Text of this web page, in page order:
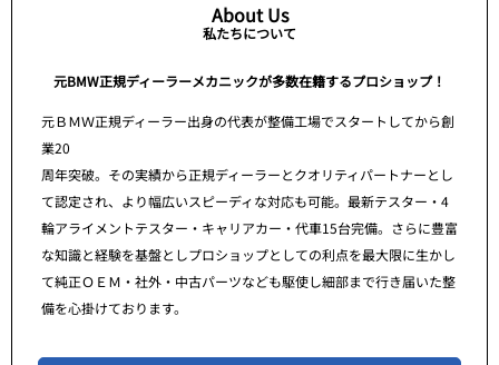
About Us
私たちについて
元BMW正規ディーラーメカニックが多数在籍するプロショップ！
元ＢＭＷ正規ディーラー出身の代表が整備工場でスタートしてから創
業20
周年突破。その実績から正規ディーラーとクオリティパートナーとし
て認定され、より幅広いスピーディな対応も可能。最新テスター・4
輪アライメントテスター・キャリアカー・代車15台完備。さらに豊富
な知識と経験を基盤としプロショップとしての利点を最大限に生かし
て純正ＯＥＭ・社外・中古パーツなども駆使し細部まで行き届いた整
備を心掛けております。